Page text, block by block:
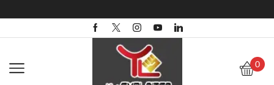
0